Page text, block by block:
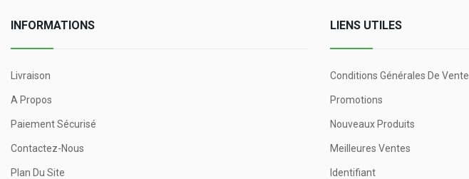
INFORMATIONS
Livraison
A Propos
Paiement Sécurisé
Contactez-Nous
Plan Du Site
LIENS UTILES
Conditions Générales De Vente
Promotions
Nouveaux Produits
Meilleures Ventes
Identifiant